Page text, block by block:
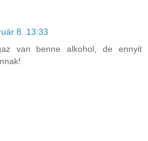
8. 13:33
van benne alkohol, de ennyit